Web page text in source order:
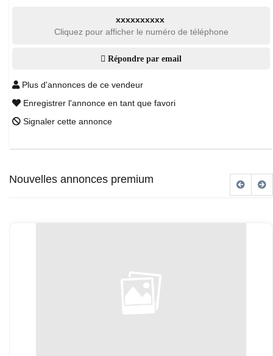
xxxxxxxxxx
Cliquez pour afficher le numéro de téléphone
Répondre par email
Plus d'annonces de ce vendeur
Enregistrer l'annonce en tant que favori
Signaler cette annonce
Nouvelles annonces premium